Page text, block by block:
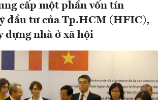
cấp một phần vốn tín
đầu tư của Tp.HCM (HFIC),
dựng nhà ở xã hội